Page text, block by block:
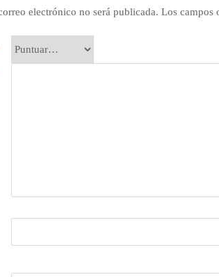
electrónico no será publicada. Los campos